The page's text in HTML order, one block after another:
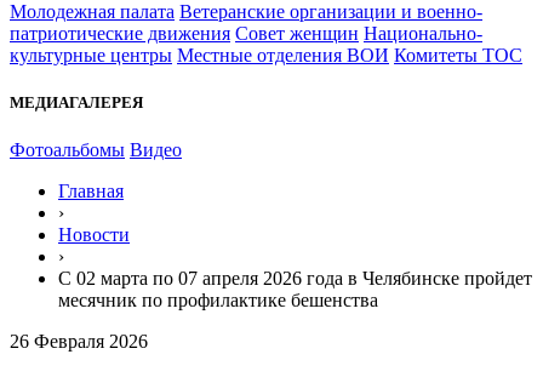
Молодежная палата Ветеранские организации и военно-
патриотические движения Совет женщин Национально-
культурные центры Местные отделения ВОИ Комитеты ТОС
МЕДИАГАЛЕРЕЯ
Фотоальбомы Видео
Главная
›
Новости
›
С 02 марта по 07 апреля 2026 года в Челябинске пройдет
месячник по профилактике бешенства
26 Февраля 2026